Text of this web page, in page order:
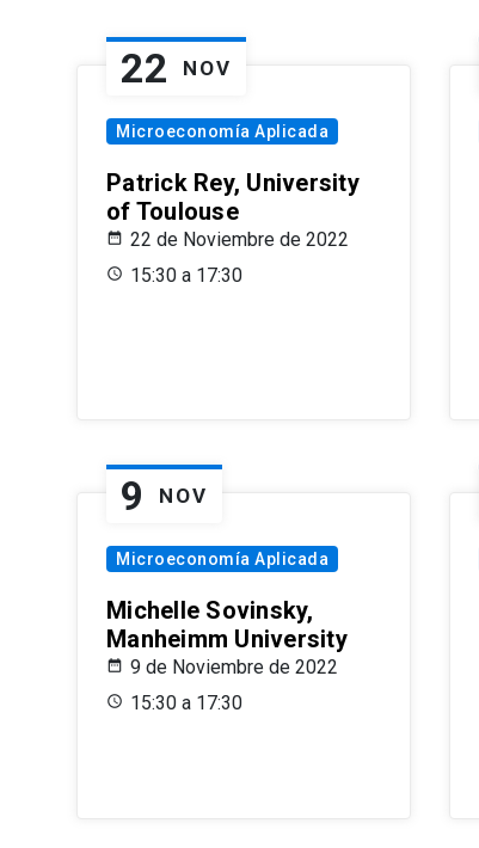
22 NOV
Microeconomía Aplicada
Patrick Rey, University
of Toulouse
22 de Noviembre de 2022
15:30 a 17:30
9 NOV
Microeconomía Aplicada
Michelle Sovinsky,
Manheimm University
9 de Noviembre de 2022
15:30 a 17:30